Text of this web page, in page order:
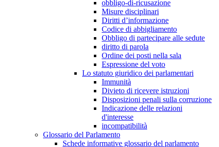
obbligo-di-ricusazione
Misure disciplinari
Diritti d’informazione
Codice di abbigliamento
Obbligo di partecipare alle sedute
diritto di parola
Ordine dei posti nella sala
Espressione del voto
Lo statuto giuridico dei parlamentari
Immunità
Divieto di ricevere istruzioni
Disposizioni penali sulla corruzione
Indicazione delle relazioni
d'interesse
incompatibilità
Glossario del Parlamento
Schede informative glossario del parlamento